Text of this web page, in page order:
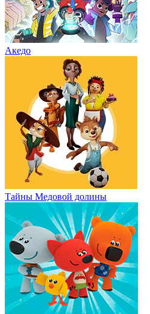
Акедо
Тайны Медовой долины